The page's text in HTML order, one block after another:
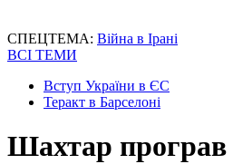
СПЕЦТЕМА: Війна в Ірані
ВСІ ТЕМИ
Вступ України в ЄС
Теракт в Барселоні
Шахтар програв